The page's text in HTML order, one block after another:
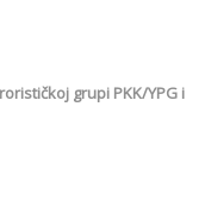
grupi PKK/YPG i